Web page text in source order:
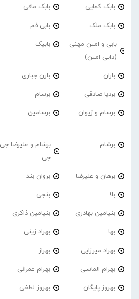
بابک کمایی بابک مافی
بابک ملک بابی فم
بابی و امین مهنی
(دایی امین)
بابیک
باران بارن جباری
بردیا صادقی برسام
برسام و ژیوان برسامین
برشام
برشام و علیرضا جی
جی
برهان و علیرضا بروان بند
بلا بنجی
بنیامین بهادری بنیامین ذاکری
بها بهراد زینی
بهراد میرزایی بهراز
بهرام الماسی بهرام عمرانی
بهروز پایگان بهروز لطفی